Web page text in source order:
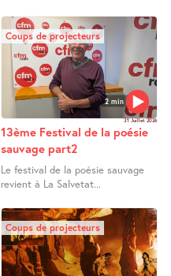
2 min
Coups de projecteurs
31 Juillet 2026
13ème Festival de la poésie
sauvage part2
Le festival de la poésie sauvage
revient à La Salvetat...
Coups de projecteurs